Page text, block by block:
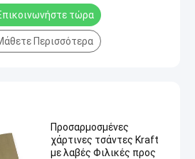
τώρα
Περισσότερα
Προσαρμοσμένες
χάρτινες τσάντες Kraft
με λαβές Φιλικές προς